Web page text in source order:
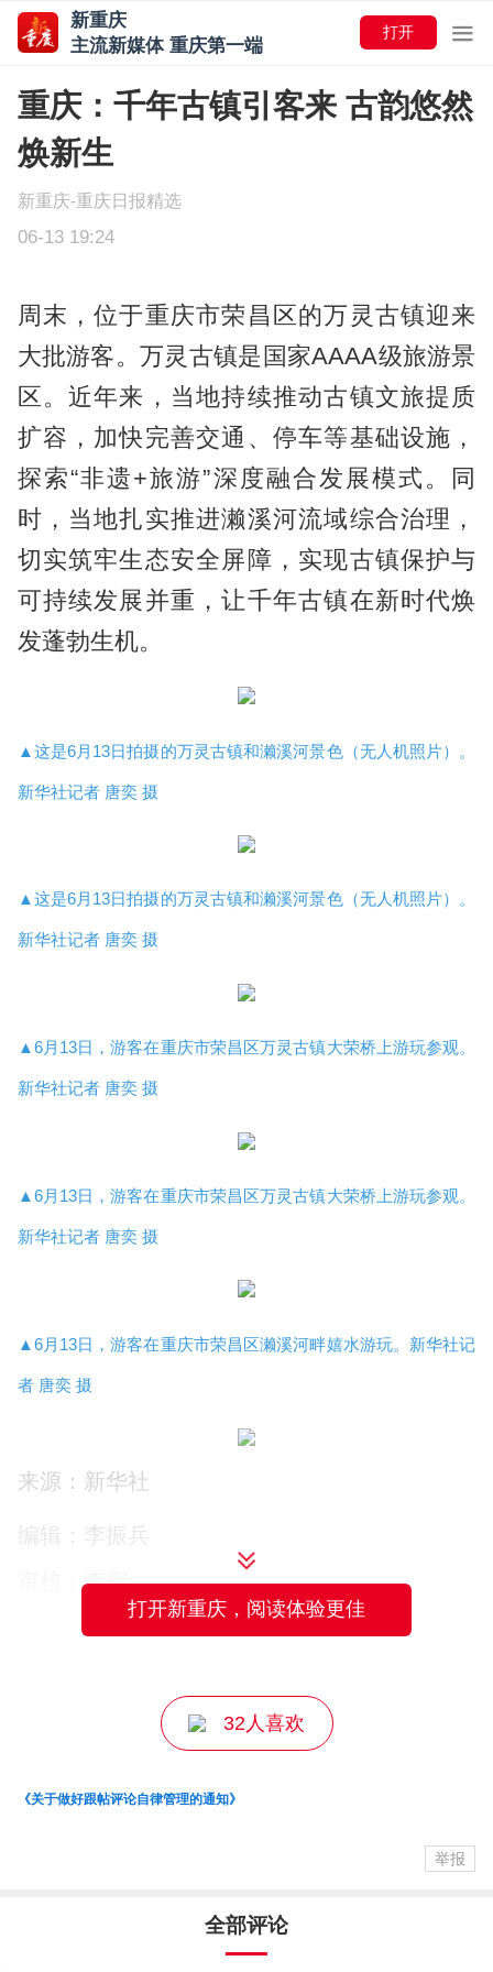
新重庆
主流新媒体 重庆第一端
打开
重庆：千年古镇引客来 古韵悠然
焕新生
新重庆-重庆日报精选
06-13 19:24
周末，位于重庆市荣昌区的万灵古镇迎来
大批游客。万灵古镇是国家AAAA级旅游景
区。近年来，当地持续推动古镇文旅提质
扩容，加快完善交通、停车等基础设施，
探索“非遗+旅游”深度融合发展模式。同
时，当地扎实推进濑溪河流域综合治理，
切实筑牢生态安全屏障，实现古镇保护与
可持续发展并重，让千年古镇在新时代焕
发蓬勃生机。
▲这是6月13日拍摄的万灵古镇和濑溪河景色（无人机照片）。
新华社记者 唐奕 摄
▲这是6月13日拍摄的万灵古镇和濑溪河景色（无人机照片）。
新华社记者 唐奕 摄
▲6月13日，游客在重庆市荣昌区万灵古镇大荣桥上游玩参观。
新华社记者 唐奕 摄
▲6月13日，游客在重庆市荣昌区万灵古镇大荣桥上游玩参观。
新华社记者 唐奕 摄
▲6月13日，游客在重庆市荣昌区濑溪河畔嬉水游玩。新华社记
者 唐奕 摄
▲6月13日，游客在重庆市荣昌区濑溪河畔嬉水游玩。新华社记
者 唐奕 摄
▲6月13日，一对母子在重庆市荣昌区万灵古镇游玩参观。新华
▲6月13日，一对母子在重庆市荣昌区濑溪河畔嬉水游玩。新华
来源：新华社
编辑：李振兵
审核：李辉
主编：马京川
打开新重庆，阅读体验更佳
32人喜欢
《关于做好跟帖评论自律管理的通知》
举报
全部评论